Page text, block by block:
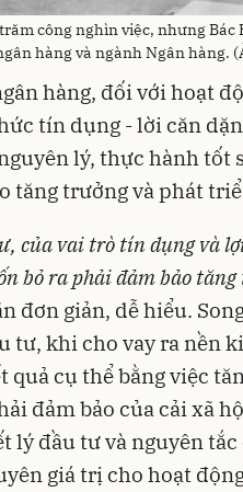
công nghìn việc, nhưng Bác
hàng và ngành Ngân hàng.
hàng, đối với hoạt
tín dụng - lời căn
lý, thực hành tốt
tăng trưởng và phát
của vai trò tín dụng và
bỏ ra phải đảm bảo
đơn giản, dễ hiểu.
tư, khi cho vay ra nền
quả cụ thể bằng việc
đảm bảo của cải xã
lý đầu tư và nguyên
giá trị cho hoạt